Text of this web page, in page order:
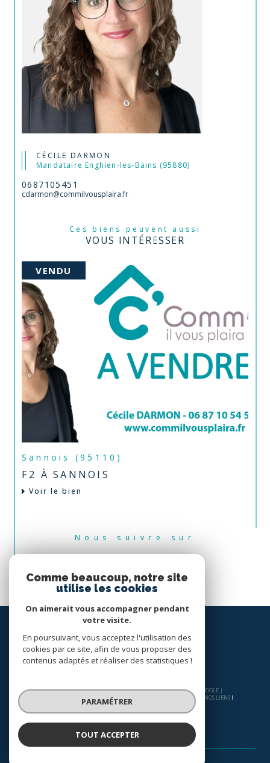
CÉCILE DARMON
Mandataire Enghien-les-Bains (95880)
0687105451
cdarmon@commilvousplaira.fr
Ces biens peuvent aussi
VOUS INTÉRESSER
VENDU
Sannois (95110)
F2 À SANNOIS
Voir le bien
Nous suivre sur
© 2026 | TOUS DROITS RÉSERVÉS | TRADUCTION POWERED BY GOOGLE |
NOS HONORAIRES
PLAN DU SITE MENTIONS LÉGALES ADMIN
NOS LIENS
POLITIQUE RGPD
Comme beaucoup, notre site
utilise les cookies
On aimerait vous accompagner pendant
votre visite.
En poursuivant, vous acceptez l'utilisation des
cookies par ce site, afin de vous proposer des
contenus adaptés et réaliser des statistiques !
PARAMÉTRER
TOUT ACCEPTER